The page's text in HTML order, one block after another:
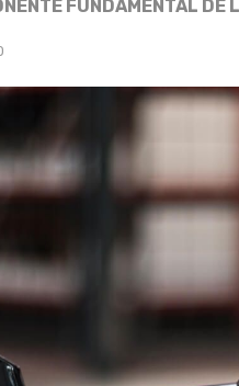
FUNDAMENTAL DE